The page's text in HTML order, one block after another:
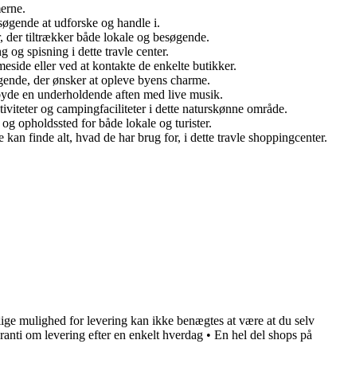
at udforske og handle i.
tiltrækker både lokale og besøgende.
og spisning i dette travle center.
eller ved at kontakte de enkelte butikker.
der ønsker at opleve byens charme.
en underholdende aften med live musik.
og campingfaciliteter i dette naturskønne område.
opholdssted for både lokale og turister.
finde alt, hvad de har brug for, i dette travle shoppingcenter.
mulighed for levering kan ikke benægtes at være at du selv
om levering efter en enkelt hverdag • En hel del shops på